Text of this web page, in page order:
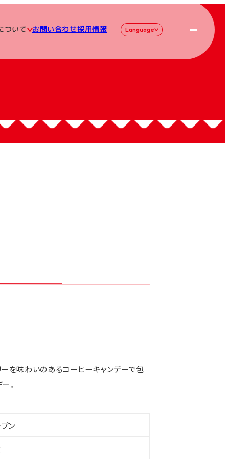
ついて お問い合わせ採用情報 Language
を味わいのあるコーヒーキャンデーで包
。
ン